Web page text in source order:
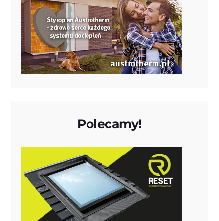
Polecamy!